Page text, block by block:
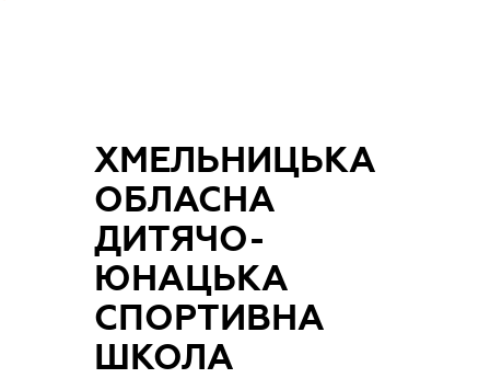
ХМЕЛЬНИЦЬКА
ОБЛАСНА
ДИТЯЧО-
ЮНАЦЬКА
СПОРТИВНА
ШКОЛА